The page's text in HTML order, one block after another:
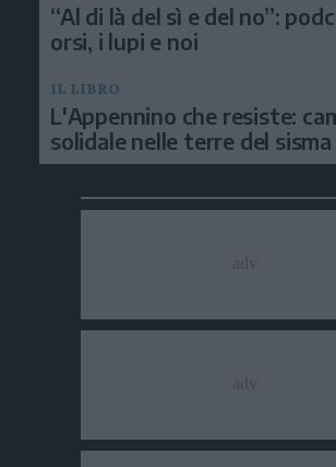
“Al di là del sì e del no”:
orsi, i lupi e noi
IL LIBRO
L'Appennino che resiste:
solidale nelle terre del sisma